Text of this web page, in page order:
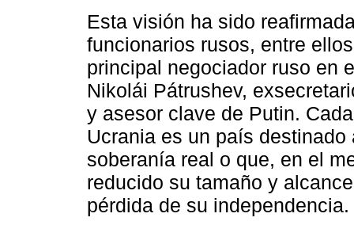
Esta visión ha sido
funcionarios rusos, entre
principal negociador ruso en
Nikolái Pátrushev,
y asesor clave de Putin.
Ucrania es un país
soberanía real o que, en el
reducido su tamaño y
pérdida de su independencia.